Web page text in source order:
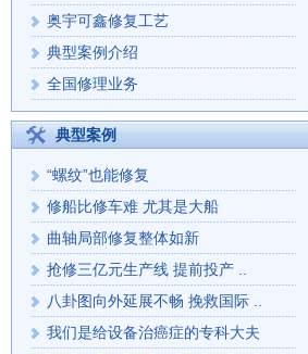
奥宇可鑫修复工艺
典型案例介绍
全国修理业务
典型案例
“螺纹”也能修复
修船比修车难 尤其是大船
曲轴局部修复整体如新
抢修三亿元生产线 提前投产 ..
八卦图向外延展不畅 挽救国际 ..
我们是给设备治癌症的专科大夫